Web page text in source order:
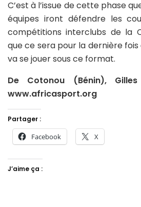
C’est à l’issue de cette phase
équipes iront défendre les
compétitions interclubs de la
que ce sera pour la dernière
va se jouer sous ce format.
De Cotonou (Bénin),
www.africasport.org
Partager :
Facebook X
J’aime ça :